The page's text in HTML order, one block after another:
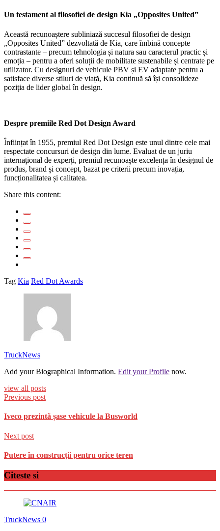
Un testament al filosofiei de design Kia „Opposites United”
Această recunoaștere subliniază succesul filosofiei de design
„Opposites United” dezvoltată de Kia, care îmbină concepte
contrastante – precum tehnologia și natura sau caracterul practic și
emoția – pentru a oferi soluții de mobilitate sustenabile și centrate pe
utilizator. Cu designuri de vehicule PBV și EV adaptate pentru a
satisface diverse stiluri de viață, Kia continuă să își consolideze
poziția de lider global în design.
Despre premiile Red Dot Design Award
Înființat în 1955, premiul Red Dot Design este unul dintre cele mai
respectate concursuri de design din lume. Evaluat de un juriu
internațional de experți, premiul recunoaște excelența în designul de
produs, brand și concept, bazat pe criterii precum inovația,
funcționalitatea și calitatea.
Share this content:
Tag Kia Red Dot Awards
TruckNews
Add your Biographical Information. Edit your Profile now.
view all posts
Previous post
Iveco prezintă șase vehicule la Busworld
Next post
Putere în construcții pentru orice teren
Citeste si
TruckNews 0